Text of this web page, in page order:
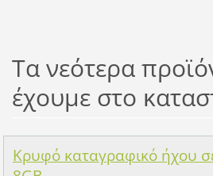
Τα νεότερα
έχουμε στο
Κρυφό καταγραφικό ήχου